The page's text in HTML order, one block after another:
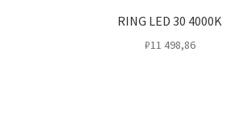
RING LED 30 4000K
₽11 498,86